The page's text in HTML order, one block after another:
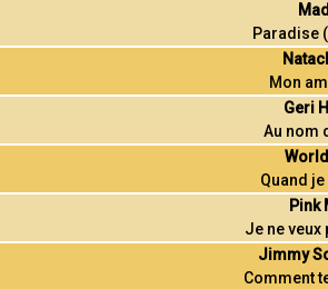
Paradise
Mon
Geri
Au nom
Quand
Pink
Je ne veux
Jimmy
Comment